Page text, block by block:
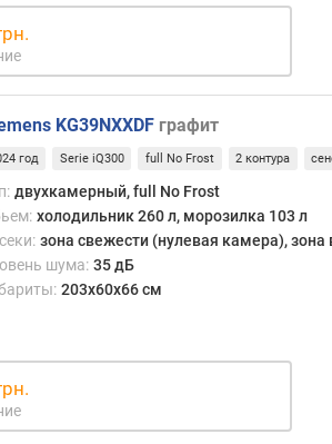
KG39NXXDF графит
год Serie iQ300 full No Frost 2 контура
двухкамерный, full No Frost
холодильник 260 л, морозилка 103 л
зона свежести (нулевая камера),
шума: 35 дБ
203x60x66 см